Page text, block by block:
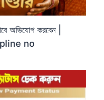
অভিযোগ করবেন |
no